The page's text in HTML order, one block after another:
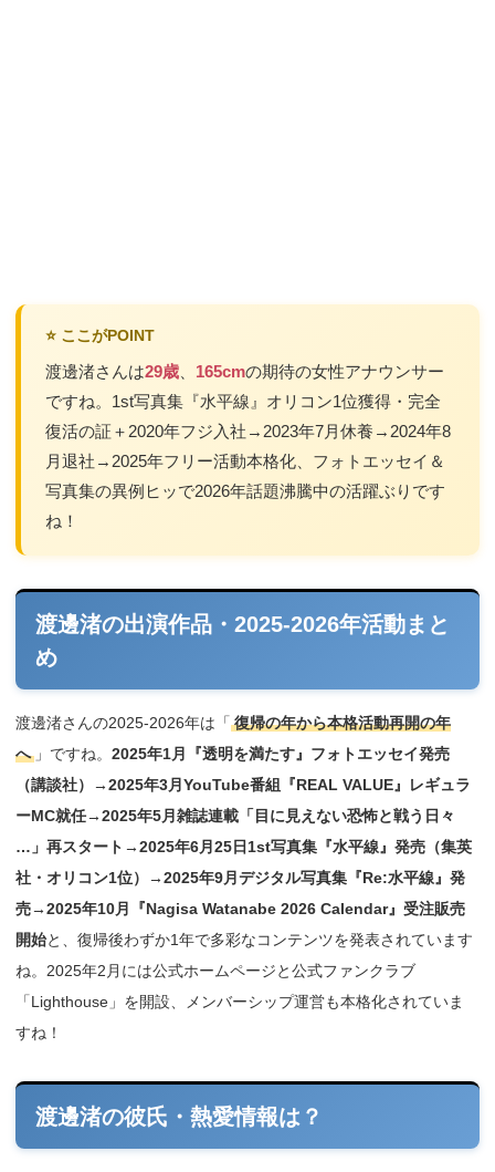
⭐ ここがPOINT
渡邊渚さんは29歳 165cmの期待の女性アナウンサー
ですね。1st写真集『水平線』オリコン1位獲得・完全
復活の証＋2020年フジ入社→2023年7月休養→2024年8
月退社→2025年フリー活動本格化、フォトエッセイ＆
写真集の異例ヒッで2026年話題沸騰中の活躍ぶりです
ね！
渡邊渚の出演作品・2025-2026年活動まと
め
渡邊渚さんの2025-2026年は「復帰の年から本格活動再開の年
へ 」ですね。2025年1月『透明を満たす』フォトエッセイ発売
（講談社）→2025年3月YouTube番組『REAL VALUE』レギュラ
ーMC就任→2025年5月雑誌連載「目に見えない恐怖と戦う日々
…」再スタート→2025年6月25日1st写真集『水平線』発売（集英
社・オリコン1位）→2025年9月デジタル写真集『Re:水平線』発
売→2025年10月『Nagisa Watanabe 2026 Calendar』受注販売
開始と、復帰後わずか1年で多彩なコンテンツを発表されています
ね。2025年2月には公式ホームページと公式ファンクラブ
「Lighthouse」を開設、メンバーシップ運営も本格化されていま
すね！
渡邊渚の彼氏・熱愛情報は？